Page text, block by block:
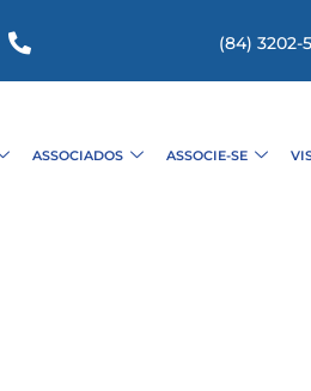
(84) 3202-
ASSOCIADOS ASSOCIE-SE